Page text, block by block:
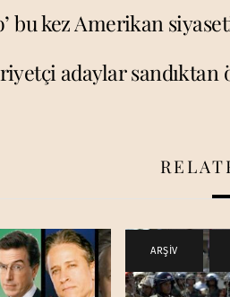
bu kez Amerikan
adaylar sandıktan
ARŞİV ,